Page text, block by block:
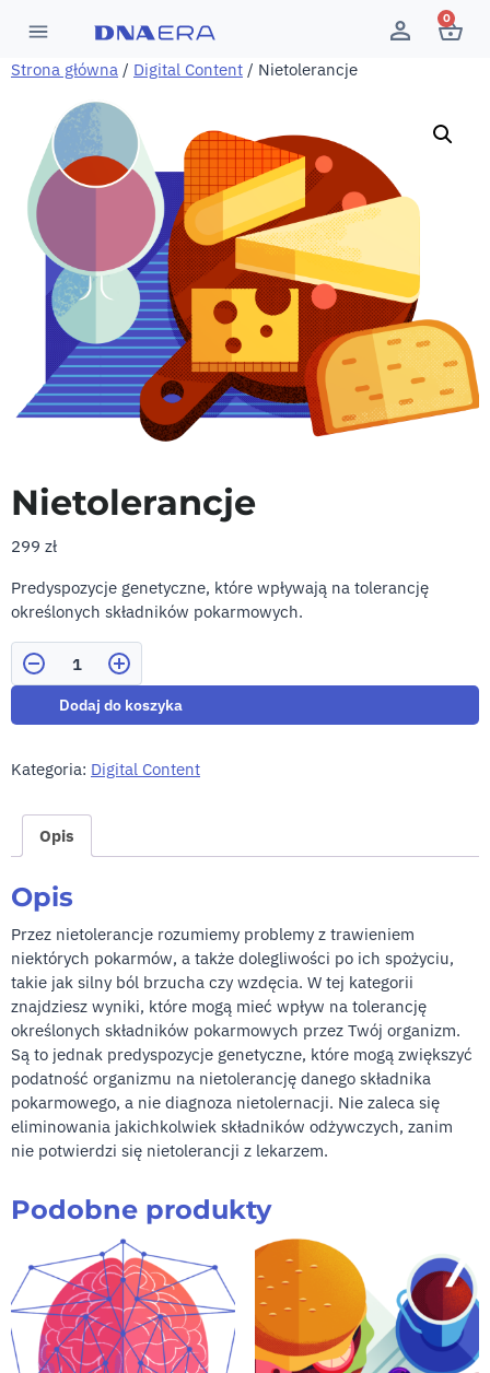
0
Strona główna / Digital Content / Nietolerancje
Nietolerancje
299 zł
Predyspozycje genetyczne, które wpływają na tolerancję
określonych składników pokarmowych.
Ilość
Dodaj do koszyka
Kategoria: Digital Content
Opis
Opis
Przez nietolerancje rozumiemy problemy z trawieniem
niektórych pokarmów, a także dolegliwości po ich spożyciu,
takie jak silny ból brzucha czy wzdęcia. W tej kategorii
znajdziesz wyniki, które mogą mieć wpływ na tolerancję
określonych składników pokarmowych przez Twój organizm.
Są to jednak predyspozycje genetyczne, które mogą zwiększyć
podatność organizmu na nietolerancję danego składnika
pokarmowego, a nie diagnoza nietolernacji. Nie zaleca się
eliminowania jakichkolwiek składników odżywczych, zanim
nie potwierdzi się nietolerancji z lekarzem.
Podobne produkty